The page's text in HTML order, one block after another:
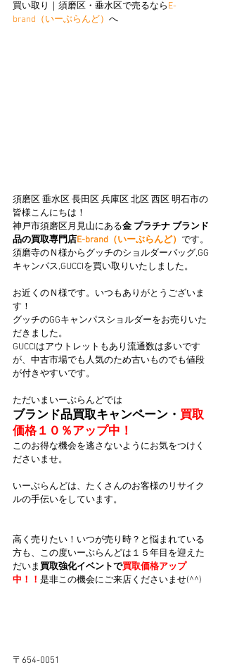
買い取り｜須磨区・垂水区で売るならE-
brand（いーぶらんど） へ
須磨区 垂水区 長田区 兵庫区 北区 西区 明石市の
皆様こんにちは！
神戸市須磨区月見山にある金 プラチナ ブランド
品の買取専門店E-brand（いーぶらんど） です。
須磨寺のＮ様からグッチのショルダーバッグ,GG
キャンパス,GUCCIを買い取りいたしました。
お近くのＮ様です。いつもありがとうございま
す！
グッチのGGキャンパスショルダーをお売りいた
だきました。
GUCCIはアウトレットもあり流通数は多いです
が、中古市場でも人気のため古いものでも値段
が付きやすいです。
ただいまいーぶらんどでは
ブランド品買取キャンペーン・ 買取
価格１０％アップ中！
このお得な機会を逃さないようにお気をつけく
ださいませ。
いーぶらんどは、たくさんのお客様のリサイク
ルの手伝いをしています。
高く売りたい！いつが売り時？と悩まれている
方も、この度いーぶらんどは１５年目を迎えた
だいま買取強化イベントで買取価格アップ
中！！ 是非この機会にご来店くださいませ(^^)
〒654-0051